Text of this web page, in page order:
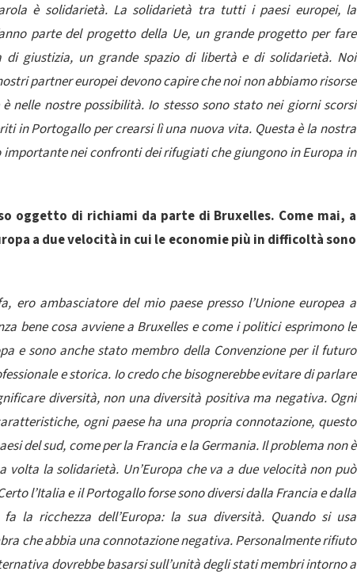
è solidarietà. La solidarietà tra tutti i paesi europei, la
parte del progetto della Ue, un grande progetto per fare
di giustizia, un grande spazio di libertà e di solidarietà. Noi
partner europei devono capire che noi non abbiamo risorse
nostre possibilità. Io stesso sono stato nei giorni scorsi
in Portogallo per crearsi lì una nuova vita. Questa è la nostra
nei confronti dei rifugiati che giungono in Europa in
oggetto di richiami da parte di Bruxelles. Come mai, a
a due velocità in cui le economie più in difficoltà sono
ambasciatore del mio paese presso l’Unione europea a
bene cosa avviene a Bruxelles e come i politici esprimono le
e sono anche stato membro della Convenzione per il futuro
e storica. Io credo che bisognerebbe evitare di parlare
diversità, non una diversità positiva ma negativa. Ogni
ogni paese ha una propria connotazione, questo
del sud, come per la Francia e la Germania. Il problema non è
volta la solidarietà. Un’Europa che va a due velocità non può
l’Italia e il Portogallo forse sono diversi dalla Francia e dalla
la ricchezza dell’Europa: la sua diversità. Quando si usa
che abbia una connotazione negativa. Personalmente rifiuto
dovrebbe basarsi sull’unità degli stati membri intorno a